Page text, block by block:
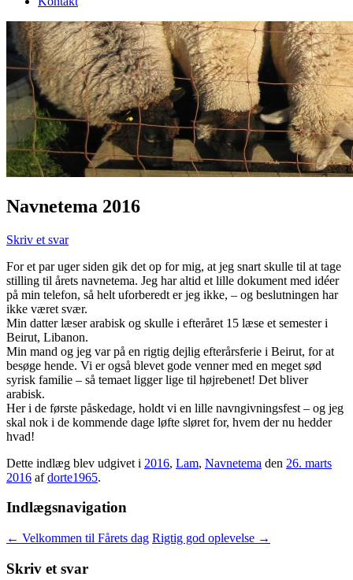
Navnetema 2016
Skriv et svar
For et par uger siden gik det op for mig, at jeg snart skulle til at tage
stilling til årets navnetema. Jeg har altid et lille dokument med idéer
på min telefon, så helt uforberedt er jeg ikke, – og beslutningen har
ikke været svær.
Min datter læser arabisk og skulle i efteråret 15 læse et semester i
Beirut, Libanon.
Min mand og jeg var på en rigtig dejlig efterårsferie i Beirut, for at
besøge hende. Vi er også blevet gode venner med en meget sød
syrisk familie – så temaet ligger lige til højrebenet! Det bliver
arabisk.
Her i de første påskedage, holdt vi en lille navngivningsfest – og jeg
skal nok i de kommende dage løfte sløret for, hvem der nu hedder
hvad!
Dette indlæg blev udgivet i 2016, Lam, Navnetema den 26. marts
2016 afdorte1965.
Indlægsnavigation
← Velkommen til Fårets dag Rigtig god oplevelse →
Skriv et svar